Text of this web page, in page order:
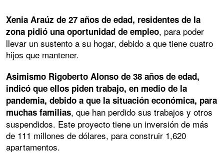
Xenia Araúz de 27 años de edad, residentes de la
zona pidió una oportunidad de empleo, para poder
llevar un sustento a su hogar, debido a que tiene cuatro
hijos que mantener.
Asimismo Rigoberto Alonso de 38 años de edad,
indicó que ellos piden trabajo, en medio de la
pandemia, debido a que la situación económica, para
muchas familias, que han perdido sus trabajos y otros
suspendidos. Este proyecto tiene un inversión de más
de 111 millones de dólares, para construir 1,620
apartamentos.